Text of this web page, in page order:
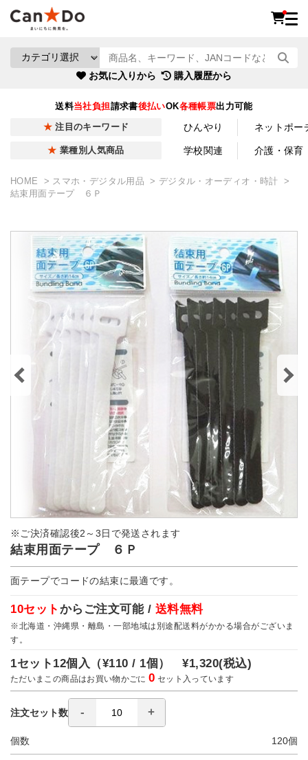
お気に入りから 購入履歴から
送料当社負担請求書後払いOK各種帳票出力可能
注目のキーワード ひんやり ネットポー
業種別人気商品 学校関連 介護・保育
HOME スマホ・デジタル用品
デジタル・オーディオ・時計
結束用面テープ ６Ｐ
※ご決済確認後2～3日で発送されます
結束用面テープ ６Ｐ
面テープでコードの結束に最適です。
10セット からご注文可能 / 送料無料
※北海道・沖縄県・離島・一部地域は別途配送料がかかる場合がございま
す。
1セット12個入（¥110 / 1個）¥1,320(税込)
ただいまこの商品はお買い物かごに0 セット入っています
注文セット数
個数 120個